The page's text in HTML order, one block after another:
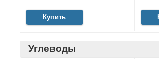
Купить
Углеводы